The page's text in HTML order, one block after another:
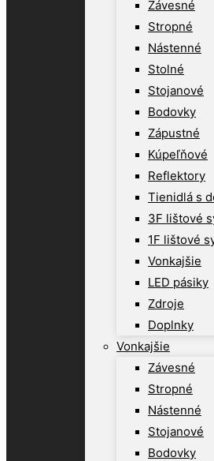
Závesné
Stropné
Nástenné
Stolné
Stojanové
Bodovky
Zápustné
Kúpeľňové
Reflektory
Tienidlá s
3F lištové
1F lištové
Vonkajšie
LED pásiky
Zdroje
Doplnky
Vonkajšie
Závesné
Stropné
Nástenné
Stojanové
Bodovky